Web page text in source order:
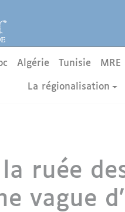
Algérie Tunisie MRE
La régionalisation
ruée
vague